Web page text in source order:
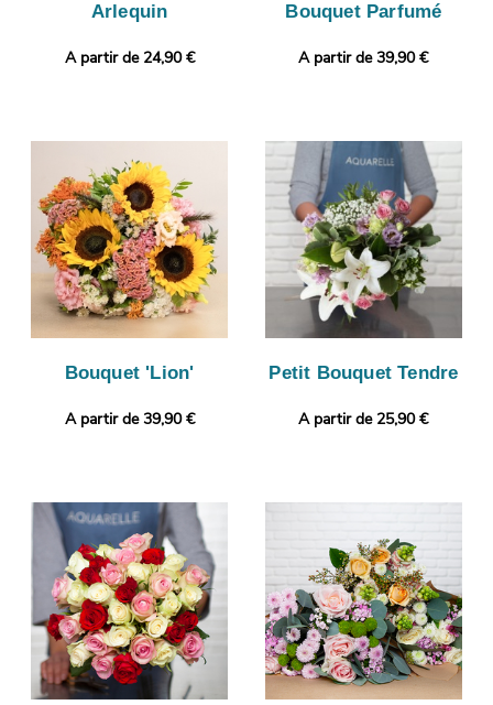
Arlequin
A partir de 24,90 €
Bouquet Parfumé
A partir de 39,90 €
Bouquet 'Lion'
A partir de 39,90 €
Petit Bouquet Tendre
A partir de 25,90 €